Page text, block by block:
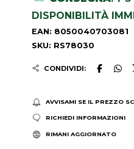
DISPONIBILITÀ
EAN: 8050040703081
SKU: RS78030
CONDIVIDI:
AVVISAMI SE IL PREZZO
RICHIEDI INFORMAZIONI
RIMANI AGGIORNATO